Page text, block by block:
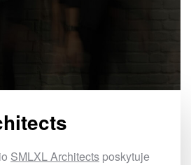
SMLXL Architects poskytuje